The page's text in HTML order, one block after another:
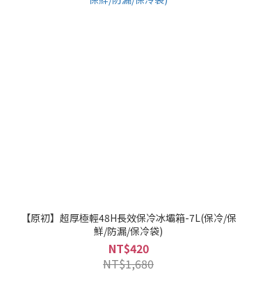
【原初】超厚極輕48H長效保冷冰壩箱-7L(保冷/保
鮮/防漏/保冷袋)
NT$420
NT$1,680